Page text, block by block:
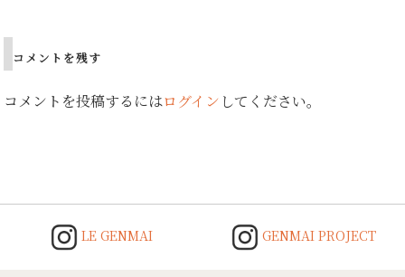
コメントを残す
コメントを投稿するにはログイン してください。
LE GENMAI GENMAI PROJECT